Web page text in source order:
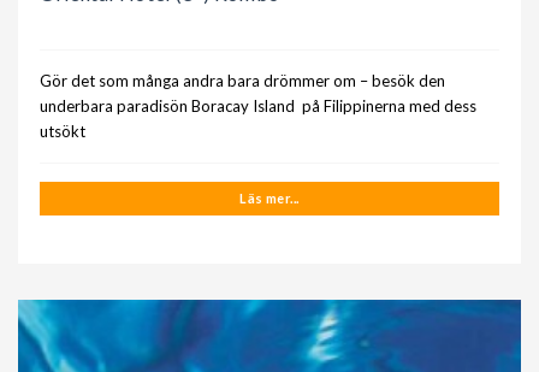
Gör det som många andra bara drömmer om – besök den
underbara paradisön Boracay Island på Filippinerna med dess
utsökt
Läs mer...